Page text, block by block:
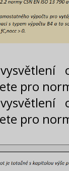
pro
pro